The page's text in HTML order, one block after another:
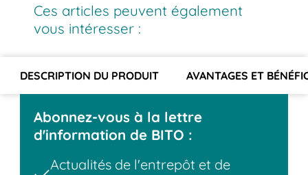
Ces articles peuvent également
vous intéresser :
DESCRIPTION DU PRODUIT AVANTAGES ET
Abonnez-vous à la lettre
d'information de BITO :
Actualités de l'entrepôt et de